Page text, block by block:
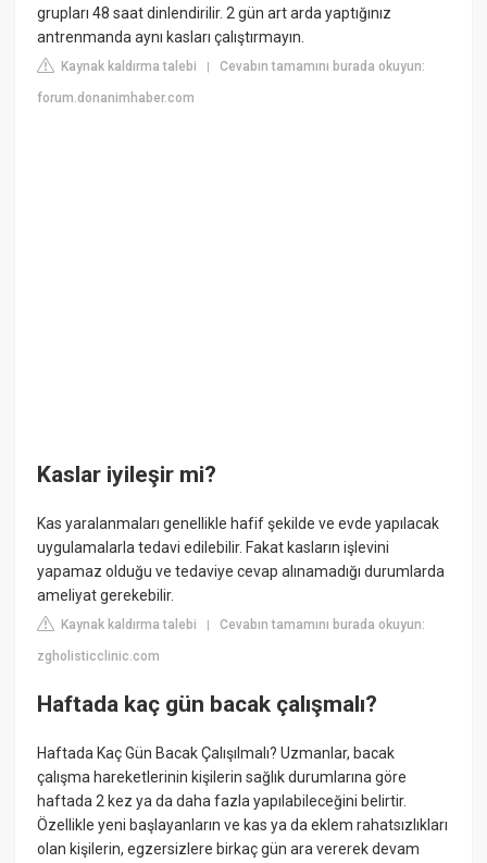
grupları 48 saat dinlendirilir. 2 gün art arda yaptığınız
antrenmanda aynı kasları çalıştırmayın.
Kaynak kaldırma talebi |Cevabın tamamını burada okuyun:
forum.donanimhaber.com
Kaslar iyileşir mi?
Kas yaralanmaları genellikle hafif şekilde ve evde yapılacak
uygulamalarla tedavi edilebilir. Fakat kasların işlevini
yapamaz olduğu ve tedaviye cevap alınamadığı durumlarda
ameliyat gerekebilir.
Kaynak kaldırma talebi |Cevabın tamamını burada okuyun:
zgholisticclinic.com
Haftada kaç gün bacak çalışmalı?
Haftada Kaç Gün Bacak Çalışılmalı? Uzmanlar, bacak
çalışma hareketlerinin kişilerin sağlık durumlarına göre
haftada 2 kez ya da daha fazla yapılabileceğini belirtir.
Özellikle yeni başlayanların ve kas ya da eklem rahatsızlıkları
olan kişilerin, egzersizlere birkaç gün ara vererek devam